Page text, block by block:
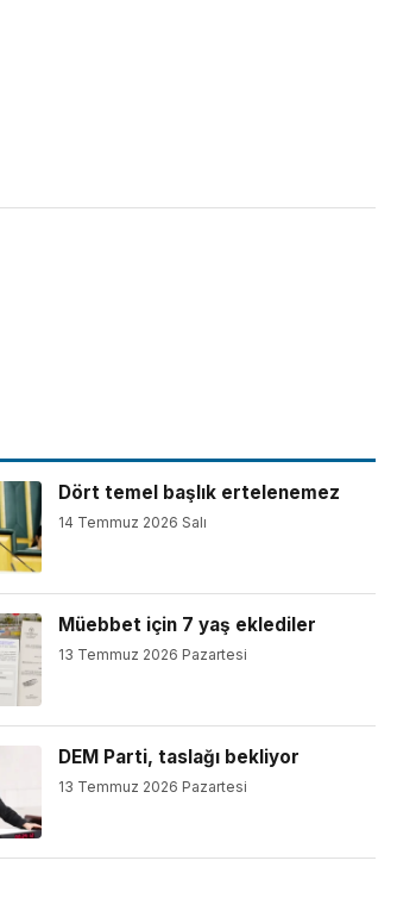
Dört temel başlık ertelenemez
14 Temmuz 2026 Salı
Müebbet için 7 yaş eklediler
13 Temmuz 2026 Pazartesi
DEM Parti, taslağı bekliyor
13 Temmuz 2026 Pazartesi